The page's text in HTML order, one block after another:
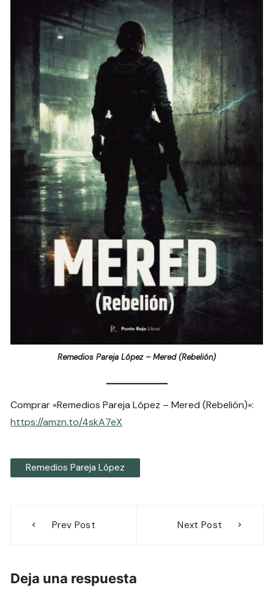
Remedios Pareja López – Mered (Rebelión)
Comprar «Remedios Pareja López – Mered (Rebelión)»:
https://amzn.to/4skA7eX
Remedios Pareja López
Prev Post Next Post
Deja una respuesta